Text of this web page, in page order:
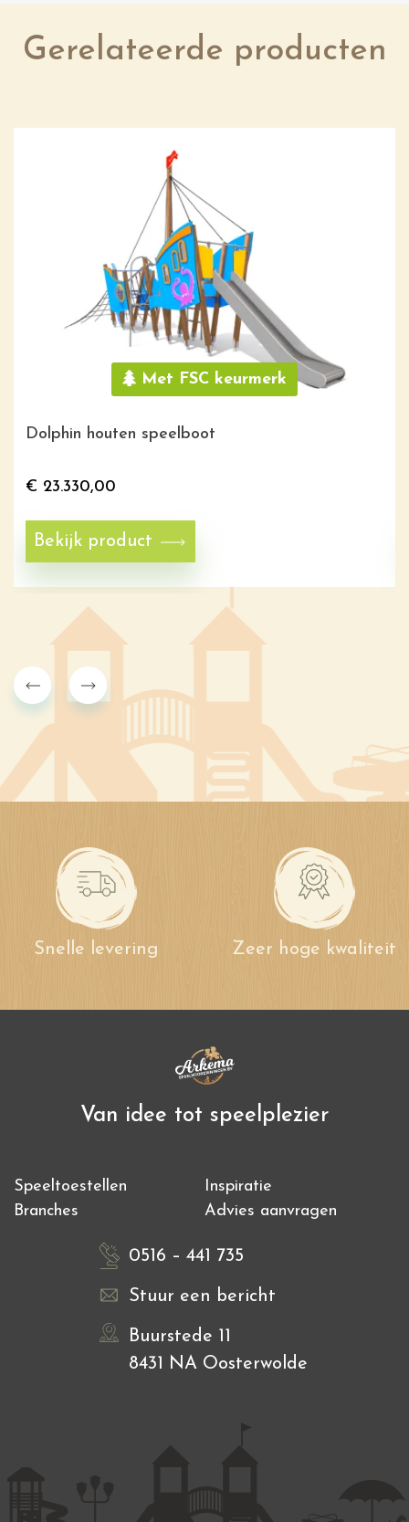
Gerelateerde producten
Met FSC keurmerk
Dolphin houten speelboot
€ 23.330,00
Bekijk product
Snelle levering Zeer hoge kwaliteit
Van idee tot speelplezier
Speeltoestellen
Inspiratie
Branches
Advies aanvragen
0516 – 441 735
Stuur een bericht
Buurstede 11
8431 NA Oosterwolde